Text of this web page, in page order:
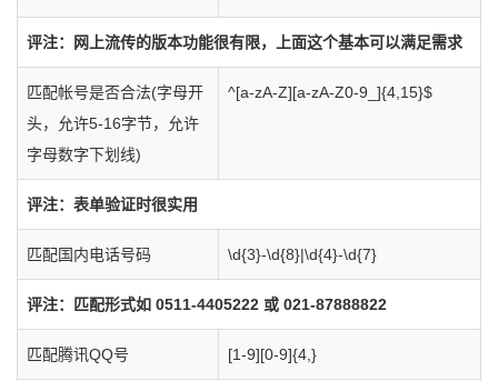
评注：网上流传的版本功能很有限，上面这个基本可以满足需求
匹配帐号是否合法(字母开
头，允许5-16字节，允许
字母数字下划线)
^[a-zA-Z][a-zA-Z0-9_]{4,15}$
评注：表单验证时很实用
匹配国内电话号码 \d{3}-\d{8}|\d{4}-\d{7}
评注：匹配形式如 0511-4405222 或 021-87888822
匹配腾讯QQ号 [1-9][0-9]{4,}